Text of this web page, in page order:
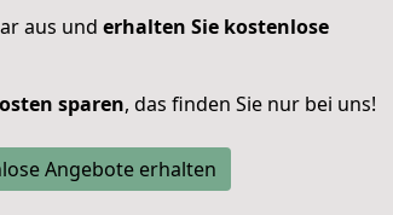
aus und erhalten Sie kostenlose
sparen, das finden Sie nur bei uns!
Angebote erhalten